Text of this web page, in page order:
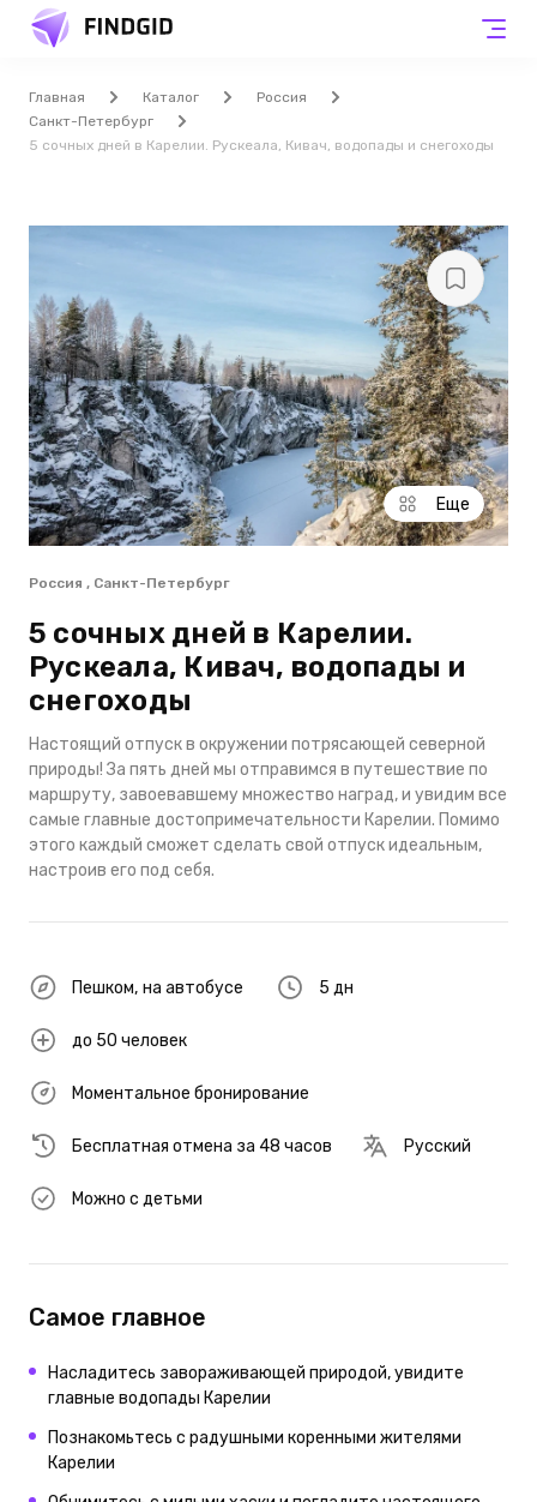
Главная Каталог
Россия
Санкт-Петербург
5 сочных дней в Карелии. Рускеала, Кивач, водопады и снегоходы
Еще
Россия , Санкт-Петербург
5 сочных дней в Карелии.
Рускеала, Кивач, водопады и
снегоходы
Настоящий отпуск в окружении потрясающей северной
природы! За пять дней мы отправимся в путешествие по
маршруту, завоевавшему множество наград, и увидим все
самые главные достопримечательности Карелии. Помимо
этого каждый сможет сделать свой отпуск идеальным,
настроив его под себя.
Пешком, на автобусе 5 дн
до 50 человек
Моментальное бронирование
Бесплатная отмена за 48 часов Русский
Можно с детьми
Самое главное
Насладитесь завораживающей природой, увидите
главные водопады Карелии
Познакомьтесь с радушными коренными жителями
Карелии